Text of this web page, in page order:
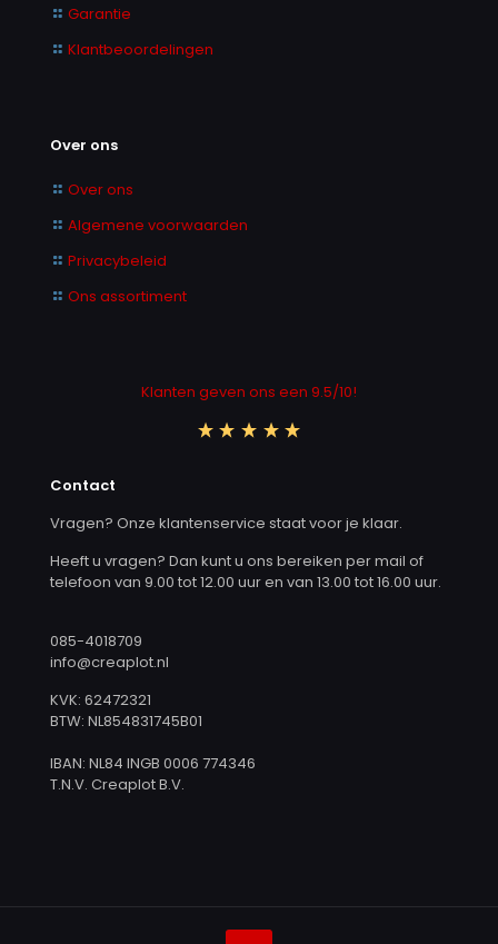
Garantie
Klantbeoordelingen
Over ons
Over ons
Algemene voorwaarden
Privacybeleid
Ons assortiment
Klanten geven ons een 9.5/10!
Contact
Vragen? Onze klantenservice staat voor je klaar.
Heeft u vragen? Dan kunt u ons bereiken per mail of
telefoon van 9.00 tot 12.00 uur en van 13.00 tot 16.00 uur.
085-4018709
info@creaplot.nl
KVK: 62472321
BTW: NL854831745B01
IBAN: NL84 INGB 0006 774346
T.N.V. Creaplot B.V.